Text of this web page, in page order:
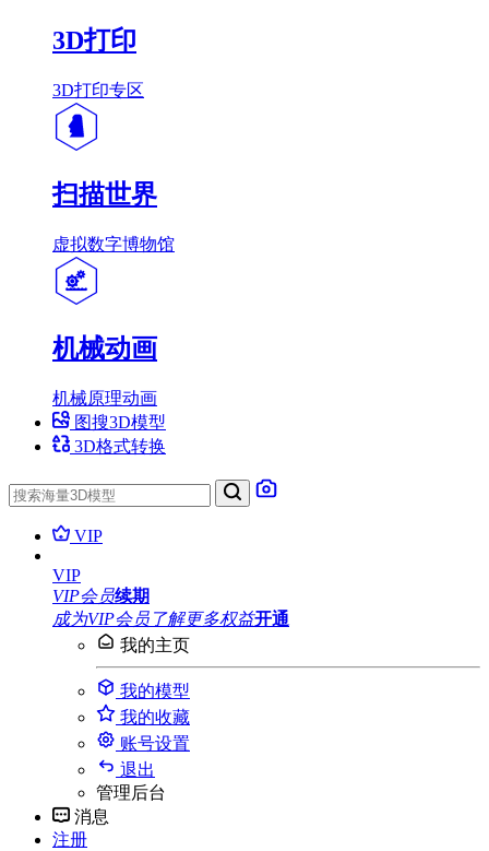
3D打印
3D打印专区
扫描世界
虚拟数字博物馆
机械动画
机械原理动画
图搜3D模型
3D格式转换
VIP
VIP
VIP会员续期
成为VIP会员 了解更多权益开通
我的主页
我的模型
我的收藏
账号设置
退出
管理后台
消息
注册